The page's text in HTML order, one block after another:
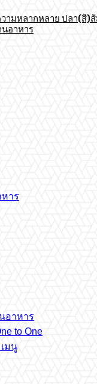
ามหลากหลาย ปลา(สี)
นอาหาร
าร
อาหาร
to One
มนู